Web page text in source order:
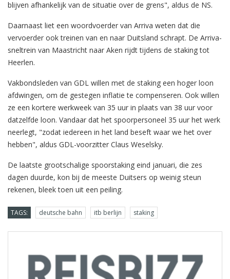
blijven afhankelijk van de situatie over de grens", aldus de NS.
Daarnaast liet een woordvoerder van Arriva weten dat die
vervoerder ook treinen van en naar Duitsland schrapt. De Arriva-
sneltrein van Maastricht naar Aken rijdt tijdens de staking tot
Heerlen.
Vakbondsleden van GDL willen met de staking een hoger loon
afdwingen, om de gestegen inflatie te compenseren. Ook willen
ze een kortere werkweek van 35 uur in plaats van 38 uur voor
datzelfde loon. Vandaar dat het spoorpersoneel 35 uur het werk
neerlegt, "zodat iedereen in het land beseft waar we het over
hebben", aldus GDL-voorzitter Claus Weselsky.
De laatste grootschalige spoorstaking eind januari, die zes
dagen duurde, kon bij de meeste Duitsers op weinig steun
rekenen, bleek toen uit een peiling.
TAGS: deutsche bahn itb berlijn staking